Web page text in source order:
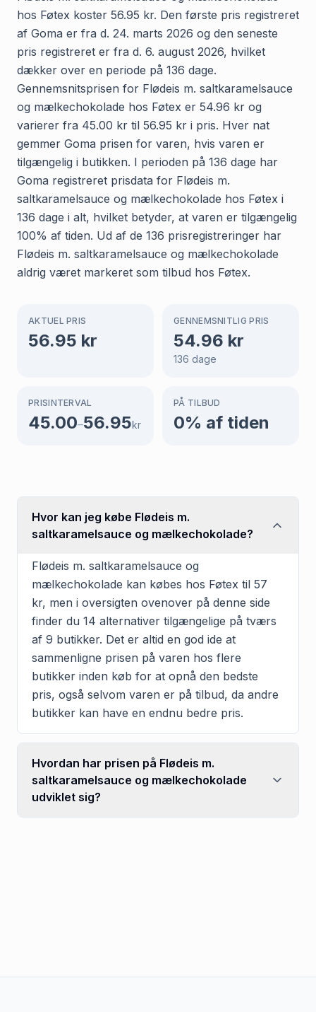
hos Føtex koster 56.95 kr. Den første pris registreret
af Goma er fra d. 24. marts 2026 og den seneste
pris registreret er fra d. 6. august 2026, hvilket
dækker over en periode på 136 dage.
Gennemsnitsprisen for Flødeis m. saltkaramelsauce
og mælkechokolade hos Føtex er 54.96 kr og
varierer fra 45.00 kr til 56.95 kr i pris. Hver nat
gemmer Goma prisen for varen, hvis varen er
tilgængelig i butikken. I perioden på 136 dage har
Goma registreret prisdata for Flødeis m.
saltkaramelsauce og mælkechokolade hos Føtex i
136 dage i alt, hvilket betyder, at varen er tilgængelig
100% af tiden. Ud af de 136 prisregistreringer har
Flødeis m. saltkaramelsauce og mælkechokolade
aldrig været markeret som tilbud hos Føtex.
AKTUEL PRIS
56.95 kr
GENNEMSNITLIG PRIS
54.96 kr
136 dage
PRISINTERVAL
45.00–56.95kr
PÅ TILBUD
0% af tiden
Hvor kan jeg købe Flødeis m.
saltkaramelsauce og mælkechokolade?
Flødeis m. saltkaramelsauce og
mælkechokolade kan købes hos Føtex til 57
kr, men i oversigten ovenover på denne side
finder du 14 alternativer tilgængelige på tværs
af 9 butikker. Det er altid en god ide at
sammenligne prisen på varen hos flere
butikker inden køb for at opnå den bedste
pris, også selvom varen er på tilbud, da andre
butikker kan have en endnu bedre pris.
Hvordan har prisen på Flødeis m.
saltkaramelsauce og mælkechokolade
udviklet sig?